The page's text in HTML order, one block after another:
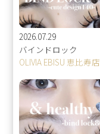
2026.07.29
バインドロック
OLIVIA EBISU 恵比寿店